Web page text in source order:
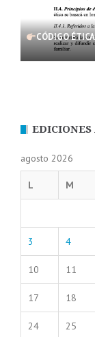
CÓDIGO
EDICIONES
agosto 2026
L M
3 4
10 11
17 18
24 25